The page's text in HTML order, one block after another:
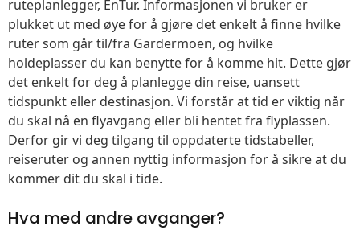
ruteplanlegger, EnTur. Informasjonen vi bruker er
plukket ut med øye for å gjøre det enkelt å finne hvilke
ruter som går til/fra Gardermoen, og hvilke
holdeplasser du kan benytte for å komme hit. Dette gjør
det enkelt for deg å planlegge din reise, uansett
tidspunkt eller destinasjon. Vi forstår at tid er viktig når
du skal nå en flyavgang eller bli hentet fra flyplassen.
Derfor gir vi deg tilgang til oppdaterte tidstabeller,
reiseruter og annen nyttig informasjon for å sikre at du
kommer dit du skal i tide.
Hva med andre avganger?